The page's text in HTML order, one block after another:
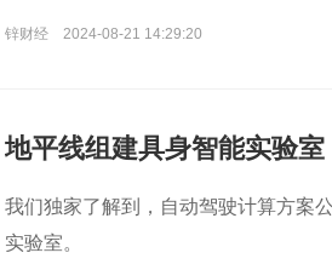
锌财经 2024-08-21 14:29:20
地平线组建具身智能实验室
我们独家了解到，自动驾驶计算方案
实验室。